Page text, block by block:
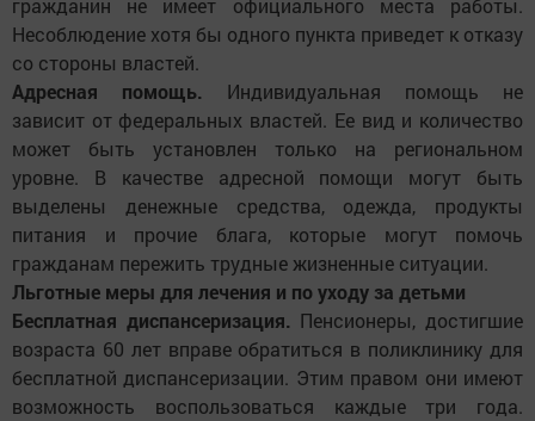
гражданин не имеет официального места работы.
Несоблюдение хотя бы одного пункта приведет к отказу
со стороны властей.
Адресная помощь. Индивидуальная помощь не
зависит от федеральных властей. Ее вид и количество
может быть установлен только на региональном
уровне. В качестве адресной помощи могут быть
выделены денежные средства, одежда, продукты
питания и прочие блага, которые могут помочь
гражданам пережить трудные жизненные ситуации.
Льготные меры для лечения и по уходу за детьми
Бесплатная диспансеризация. Пенсионеры, достигшие
возраста 60 лет вправе обратиться в поликлинику для
бесплатной диспансеризации. Этим правом они имеют
возможность воспользоваться каждые три года.